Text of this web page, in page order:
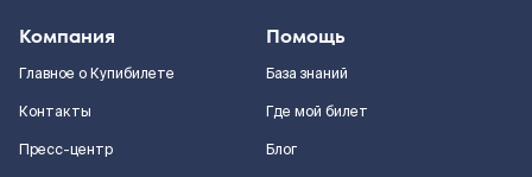
Компания
Главное о Купибилете
Контакты
Пресс-центр
Помощь
База знаний
Где мой билет
Блог